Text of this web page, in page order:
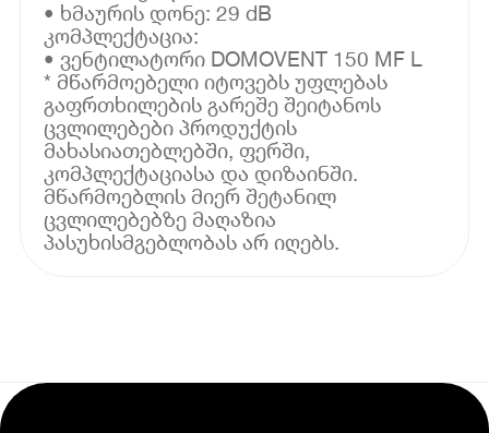
• ხმაურის დონე: 29 dB
კომპლექტაცია:
• ვენტილატორი DOMOVENT 150 MF L
* მწარმოებელი იტოვებს უფლებას
გაფრთხილების გარეშე შეიტანოს
ცვლილებები პროდუქტის
მახასიათებლებში, ფერში,
კომპლექტაციასა და დიზაინში.
მწარმოებლის მიერ შეტანილ
ცვლილებებზე მაღაზია
პასუხისმგებლობას არ იღებს.